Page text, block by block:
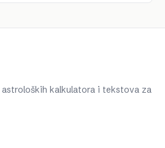
astroloških kalkulatora i tekstova za